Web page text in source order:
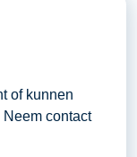
of kunnen
contact